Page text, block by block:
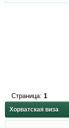
Хорватская виза
Страница: 1